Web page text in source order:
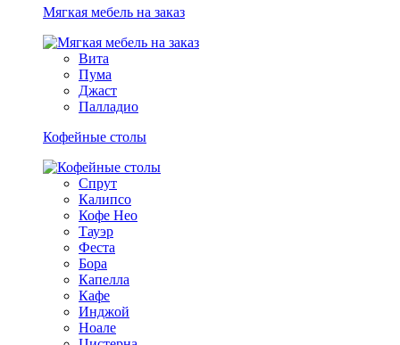
Мягкая мебель на заказ
Вита
Пума
Джаст
Палладио
Кофейные столы
Спрут
Калипсо
Кофе Нео
Тауэр
Феста
Бора
Капелла
Кафе
Инджой
Ноале